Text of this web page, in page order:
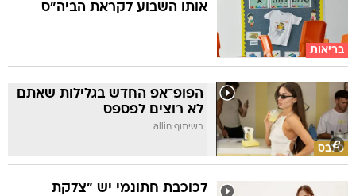
בריאות
אותו השבוע לקראת הביה"ס
סלבס
הפופ־אפ החדש בגלילות שאתם
לא רוצים לפספס
בשיתוף allin
לכוכבת חתונמי יש "צלקת